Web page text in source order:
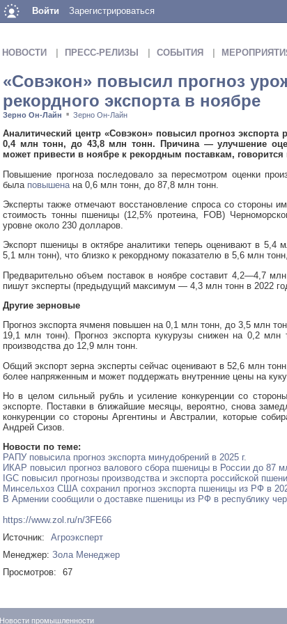
Войти Зарегистрироваться
НОВОСТИ ПРЕСС-РЕЛИЗЫ СОБЫТИЯ
«Совэкон» повысил прогноз
рекордного экспорта в ноябре
Зерно Он-Лайн ■ Зерно Он-Лайн
Аналитический центр «Совэкон» повысил прогноз
0,4 млн тонн, до 43,8 млн тонн. Причина — улучшение
может привести в ноябре к рекордным поставкам,
Повышение прогноза последовало за пересмотром оценки
была повышена на 0,6 млн тонн, до 87,8 млн тонн.
Эксперты также отмечают восстановление спроса со стороны
стоимость тонны пшеницы (12,5% протеина, FOB)
уровне около 230 долларов.
Экспорт пшеницы в октябре аналитики теперь оценивают в 5,4
5,1 млн тонн), что близко к рекордному показателю в 5,6 млн
Предварительно объем поставок в ноябре составит 4,2—4,7
пишут эксперты (предыдущий максимум — 4,3 млн тонн в 2022
Другие зерновые
Прогноз экспорта ячменя повышен на 0,1 млн тонн, до 3,5 млн
19,1 млн тонн). Прогноз экспорта кукурузы снижен на 0,2
производства до 12,9 млн тонн.
Общий экспорт зерна эксперты сейчас оценивают в 52,6 млн
более напряженным и может поддержать внутренние цены на
Но в целом сильный рубль и усиление конкуренции со
экспорте. Поставки в ближайшие месяцы, вероятно, снова
конкуренции со стороны Аргентины и Австралии, которые
Андрей Сизов.
Новости по теме:
РАПУ повысила прогноз экспорта минудобрений в 2025 г.
ИКАР повысил прогноз валового сбора пшеницы в России до 87
IGC повысил прогнозы производства и экспорта российской
Минсельхоз США сохранил прогноз экспорта пшеницы из РФ в
В Армении сообщили о доставке пшеницы из РФ в республику
https://www.zol.ru/n/3FE66
Источник:
Агроэксперт
Менеджер: Зола Менеджер
Просмотров:
67
Новости промышленности